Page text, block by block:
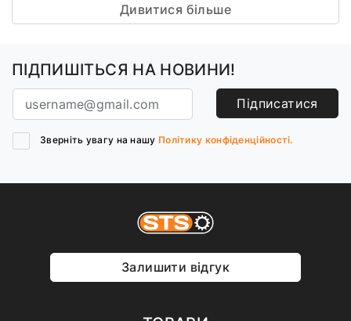
Дивитися більше
ПІДПИШІТЬСЯ НА НОВИНИ!
Підписатися
Зверніть увагу на нашу Політику конфіденційності.
Залишити відгук